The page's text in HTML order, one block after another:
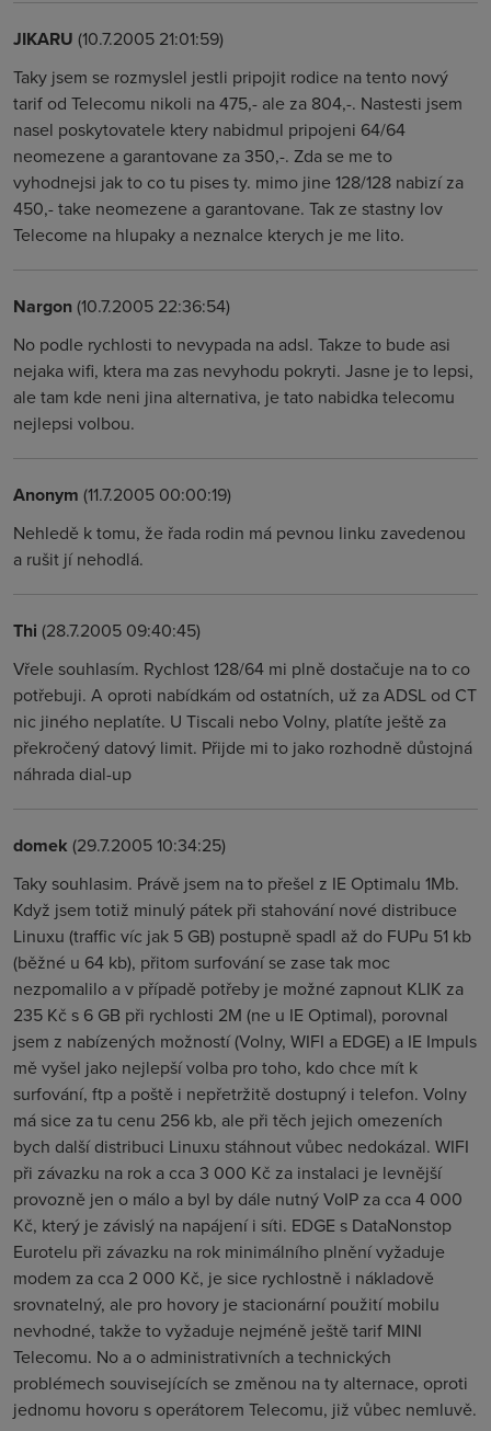
JIKARU (10.7.2005 21:01:59)
Taky jsem se rozmyslel jestli pripojit rodice na tento nový
tarif od Telecomu nikoli na 475,- ale za 804,-. Nastesti jsem
nasel poskytovatele ktery nabidmul pripojeni 64/64
neomezene a garantovane za 350,-. Zda se me to
vyhodnejsi jak to co tu pises ty. mimo jine 128/128 nabizí za
450,- take neomezene a garantovane. Tak ze stastny lov
Telecome na hlupaky a neznalce kterych je me lito.
Nargon(10.7.2005 22:36:54)
No podle rychlosti to nevypada na adsl. Takze to bude asi
nejaka wifi, ktera ma zas nevyhodu pokryti. Jasne je to lepsi,
ale tam kde neni jina alternativa, je tato nabidka telecomu
nejlepsi volbou.
Anonym (11.7.2005 00:00:19)
Nehledě k tomu, že řada rodin má pevnou linku zavedenou
a rušit jí nehodlá.
Thi (28.7.2005 09:40:45)
Vřele souhlasím. Rychlost 128/64 mi plně dostačuje na to co
potřebuji. A oproti nabídkám od ostatních, už za ADSL od CT
nic jiného neplatíte. U Tiscali nebo Volny, platíte ještě za
překročený datový limit. Přijde mi to jako rozhodně důstojná
náhrada dial-up
domek (29.7.2005 10:34:25)
Taky souhlasim. Právě jsem na to přešel z IE Optimalu 1Mb.
Když jsem totiž minulý pátek při stahování nové distribuce
Linuxu (traffic víc jak 5 GB) postupně spadl až do FUPu 51 kb
(běžné u 64 kb), přitom surfování se zase tak moc
nezpomalilo a v případě potřeby je možné zapnout KLIK za
235 Kč s 6 GB při rychlosti 2M (ne u IE Optimal), porovnal
jsem z nabízených možností (Volny, WIFI a EDGE) a IE Impuls
mě vyšel jako nejlepší volba pro toho, kdo chce mít k
surfování, ftp a poště i nepřetržitě dostupný i telefon. Volny
má sice za tu cenu 256 kb, ale při těch jejich omezeních
bych další distribuci Linuxu stáhnout vůbec nedokázal. WIFI
při závazku na rok a cca 3 000 Kč za instalaci je levnější
provozně jen o málo a byl by dále nutný VoIP za cca 4 000
Kč, který je závislý na napájení i síti. EDGE s DataNonstop
Eurotelu při závazku na rok minimálního plnění vyžaduje
modem za cca 2 000 Kč, je sice rychlostně i nákladově
srovnatelný, ale pro hovory je stacionární použití mobilu
nevhodné, takže to vyžaduje nejméně ještě tarif MINI
Telecomu. No a o administrativních a technických
problémech souvisejících se změnou na ty alternace, oproti
jednomu hovoru s operátorem Telecomu, již vůbec nemluvě.